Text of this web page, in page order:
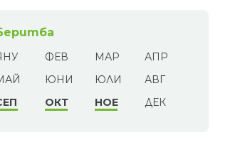
ФЕВ МАР
АПР
ЮНИ ЮЛИ
АВГ
ОКТ НОЕ ДЕК